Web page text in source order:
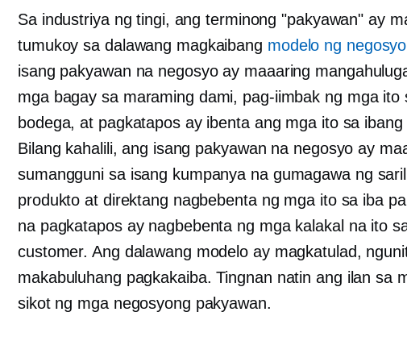
Sa industriya ng tingi, ang terminong "pakyawan" ay
tumukoy sa dalawang magkaibang modelo ng negosyo
isang pakyawan na negosyo ay maaaring
mga bagay sa maraming dami, pag-iimbak ng mga ito
bodega, at pagkatapos ay ibenta ang mga ito sa
Bilang kahalili, ang isang pakyawan na negosyo ay
sumangguni sa isang kumpanya na gumagawa ng
produkto at direktang nagbebenta ng mga ito sa iba
na pagkatapos ay nagbebenta ng mga kalakal na ito
customer. Ang dalawang modelo ay magkatulad,
makabuluhang pagkakaiba. Tingnan natin ang ilan sa
sikot ng mga negosyong pakyawan.